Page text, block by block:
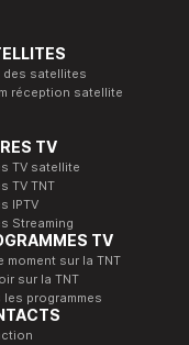
des satellites
réception satellite
TV
TV satellite
TV TNT
IPTV
Streaming
TV
moment sur la TNT
sur la TNT
les programmes